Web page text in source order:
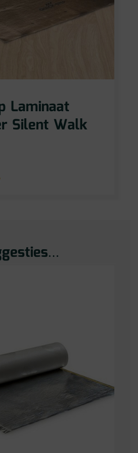
Laminaat
Silent Walk